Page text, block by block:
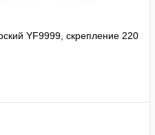
YF9999, скрепление 220